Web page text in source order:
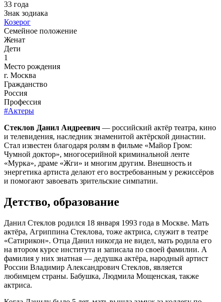
33 года
Знак зодиака
Козерог
Семейное положение
Женат
Дети
1
Место рождения
г. Москва
Гражданство
Россия
Профессия
#Актеры
Стеклов Данил Андреевич — российский актёр театра, кино
и телевидения, наследник знаменитой актёрской династии.
Стал известен благодаря ролям в фильме «Майор Гром:
Чумной доктор», многосерийной криминальной ленте
«Мурка», драме «Жги» и многим другим. Внешность и
энергетика артиста делают его востребованным у режиссёров
и помогают завоевать зрительские симпатии.
Детство, образование
Данил Стеклов родился 18 января 1993 года в Москве. Мать
актёра, Агриппина Стеклова, тоже актриса, служит в театре
«Сатирикон». Отца Данил никогда не видел, мать родила его
на втором курсе института и записала по своей фамилии. А
фамилия у них знатная — дедушка актёра, народный артист
России Владимир Александрович Стеклов, является
любимцем страны. Бабушка, Людмила Мощенская, также
актриса.